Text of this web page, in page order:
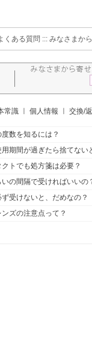
くある質問 ::: みなさまか
常識 個人情報 交換/
数を知るには？
期間が過ぎたら捨てない
トでも処方箋は必要？
の間隔で受ければいいの
受けないと、だめなの？
ズの注意点って？